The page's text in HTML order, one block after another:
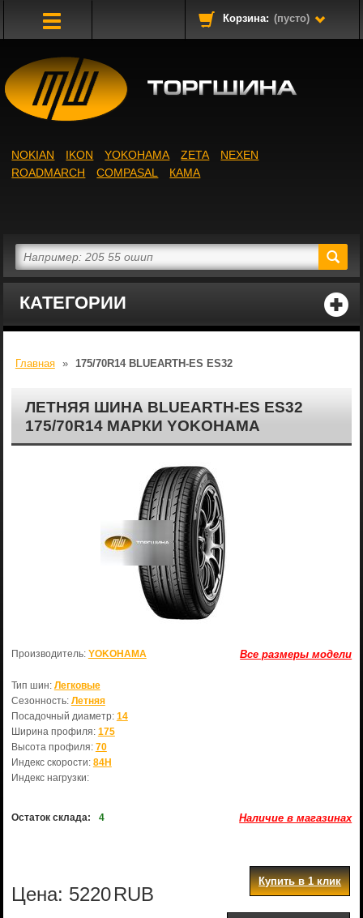
Корзина: (пусто)
КАТЕГОРИИ
NOKIAN IKON YOKOHAMA ZETA
NEXEN
ROADMARCH
COMPASAL КАМА
Главная » 175/70R14 BLUEARTH-ES ES32
ЛЕТНЯЯ ШИНА BLUEARTH-ES ES32
175/70R14 МАРКИ YOKOHAMA
Все размеры модели
Производитель: YOKOHAMA
Тип шин: Легковые
Сезонность: Летняя
Посадочный диаметр: 14
Ширина профиля: 175
Высота профиля: 70
Индекс скорости: 84H
Индекс нагрузки:
Остаток склада: 4 Наличие в магазинах
Цена: 5220RUB
Купить в 1 клик